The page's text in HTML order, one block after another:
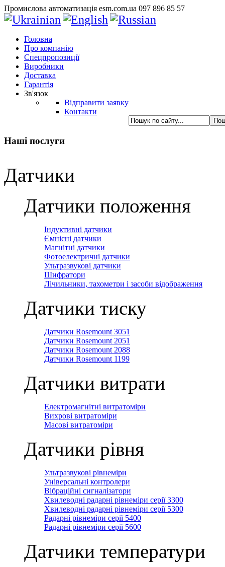
Промислова автоматизація esm.com.ua 097 896 85 57
Головна
Про компанію
Спецпропозиції
Виробники
Доставка
Гарантія
Зв'язок
Відправити заявку
Контакти
Наші послуги
Датчики
Датчики положення
Індуктивні датчики
Ємнісні датчики
Магнітні датчики
Фотоелектричні датчики
Ультразвукові датчики
Шифратори
Лічильники, тахометри і засоби відображення
Датчики тиску
Датчики Rosemount 3051
Датчики Rosemount 2051
Датчики Rosemount 2088
Датчики Rosemount 1199
Датчики витрати
Електромагнітні витратоміри
Вихрові витратоміри
Масові витратоміри
Датчики рівня
Ультразвукові рівнеміри
Універсальні контролери
Вібраційні сигналізатори
Хвилеводні радарні рівнеміри серії 3300
Хвилеводні радарні рівнеміри серії 5300
Радарні рівнеміри серії 5400
Радарні рівнеміри серії 5600
Датчики температури